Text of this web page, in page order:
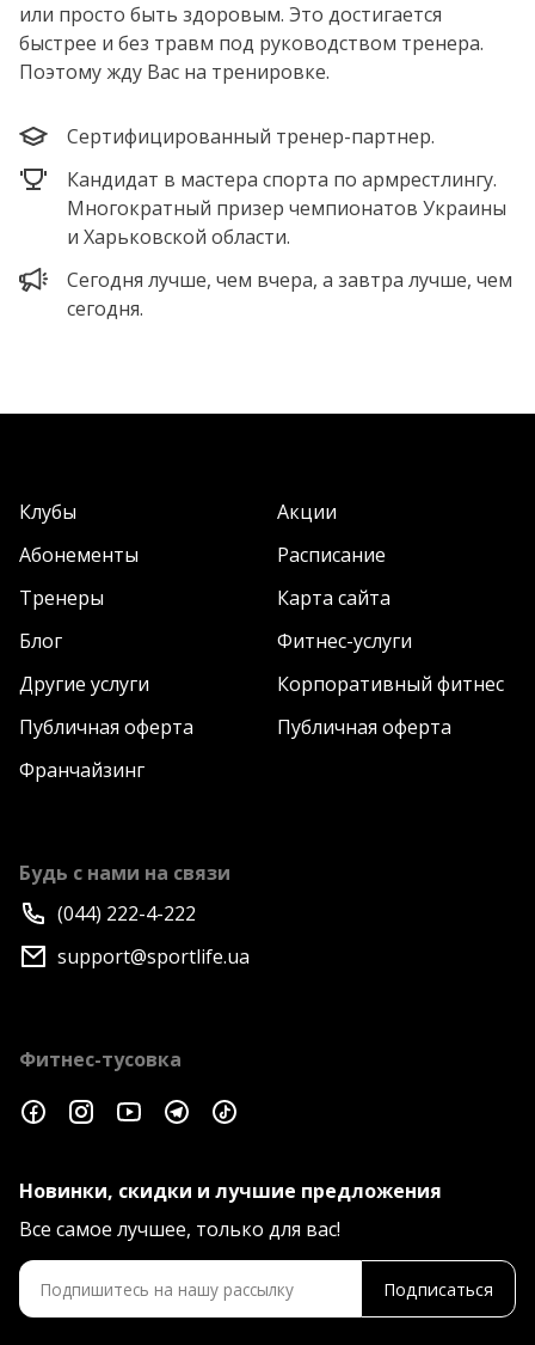
или просто быть здоровым. Это достигается
быстрее и без травм под руководством тренера.
Поэтому жду Вас на тренировке.
Сертифицированный тренер-партнер.
Кандидат в мастера спорта по армрестлингу.
Многократный призер чемпионатов Украины
и Харьковской области.
Сегодня лучше, чем вчера, а завтра лучше, чем
сегодня.
Клубы
Акции
Абонементы
Расписание
Тренеры
Карта сайта
Блог
Фитнес-услуги
Другие услуги
Корпоративный фитнес
Публичная оферта
Публичная оферта
Франчайзинг
Будь с нами на связи
(044) 222-4-222
support@sportlife.ua
Фитнес-тусовка
Новинки, скидки и лучшие предложения
Все самое лучшее, только для вас!
Подписаться